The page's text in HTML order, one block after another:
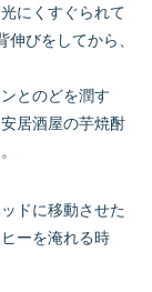
にくすぐられて
びをしてから、
とのどを潤す
居酒屋の芋焼酎
ドに移動させた
ーを淹れる時